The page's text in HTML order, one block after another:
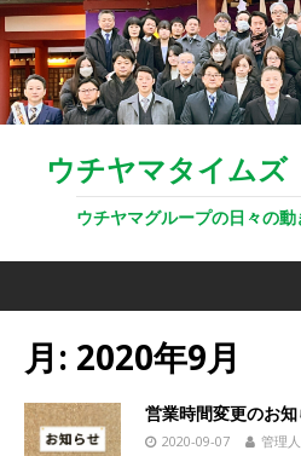
ウチヤマタイム
ウチヤマグループの日々の動
月: 2020年9月
営業時間変更のお
2020-09-07 管理人